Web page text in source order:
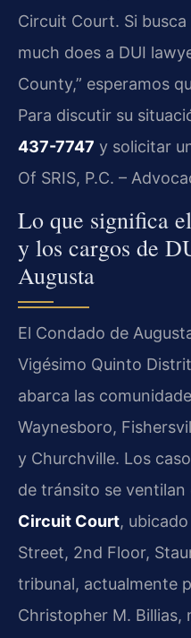
Circuit Court. Si
much does a DUI
County,” esperamos
Para discutir su
437-7747 y solicitar
Of SRIS, P.C. –
Lo que significa
y los cargos de
Augusta
El Condado de
Vigésimo Quinto
abarca las
Waynesboro,
y Churchville. Los
de tránsito se ventilan
Circuit Court,
Street, 2nd Floor,
tribunal, actualmente
Christopher M. Billias,